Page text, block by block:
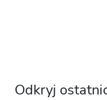
Odkryj